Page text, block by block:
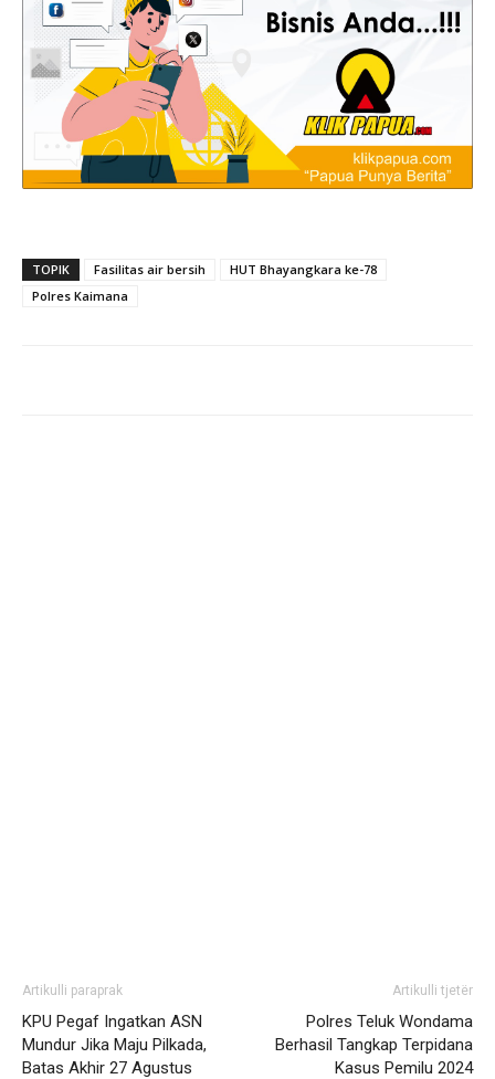
TOPIK Fasilitas air bersih
HUT Bhayangkara ke-78
Polres Kaimana
Artikulli paraprak
KPU Pegaf Ingatkan ASN
Mundur Jika Maju Pilkada,
Batas Akhir 27 Agustus
Artikulli tjetër
Polres Teluk Wondama
Berhasil Tangkap Terpidana
Kasus Pemilu 2024